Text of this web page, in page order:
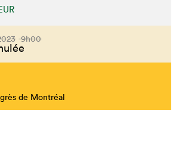
9h00
de Montréal